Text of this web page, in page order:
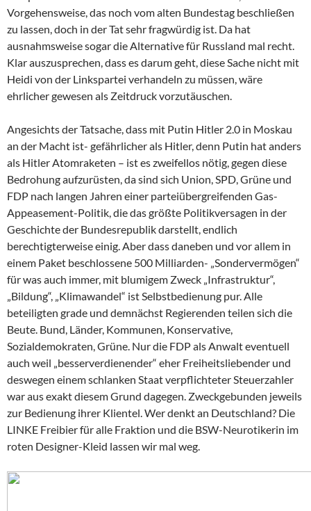
Vorgehensweise, das noch vom alten Bundestag beschließen
zu lassen, doch in der Tat sehr fragwürdig ist. Da hat
ausnahmsweise sogar die Alternative für Russland mal recht.
Klar auszusprechen, dass es darum geht, diese Sache nicht mit
Heidi von der Linkspartei verhandeln zu müssen, wäre
ehrlicher gewesen als Zeitdruck vorzutäuschen.
Angesichts der Tatsache, dass mit Putin Hitler 2.0 in Moskau
an der Macht ist- gefährlicher als Hitler, denn Putin hat anders
als Hitler Atomraketen – ist es zweifellos nötig, gegen diese
Bedrohung aufzurüsten, da sind sich Union, SPD, Grüne und
FDP nach langen Jahren einer parteiübergreifenden Gas-
Appeasement-Politik, die das größte Politikversagen in der
Geschichte der Bundesrepublik darstellt, endlich
berechtigterweise einig. Aber dass daneben und vor allem in
einem Paket beschlossene 500 Milliarden- „Sondervermögen“
für was auch immer, mit blumigem Zweck „Infrastruktur“,
„Bildung“, „Klimawandel“ ist Selbstbedienung pur. Alle
beteiligten grade und demnächst Regierenden teilen sich die
Beute. Bund, Länder, Kommunen, Konservative,
Sozialdemokraten, Grüne. Nur die FDP als Anwalt eventuell
auch weil „besserverdienender“ eher Freiheitsliebender und
deswegen einem schlanken Staat verpflichteter Steuerzahler
war aus exakt diesem Grund dagegen. Zweckgebunden jeweils
zur Bedienung ihrer Klientel. Wer denkt an Deutschland? Die
LINKE Freibier für alle Fraktion und die BSW-Neurotikerin im
roten Designer-Kleid lassen wir mal weg.